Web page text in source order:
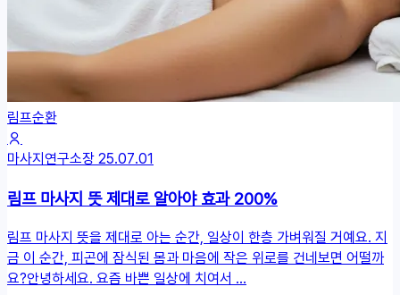
림프순환
마사지연구소장25.07.01
림프 마사지 뜻 제대로 알아야 효과 200%
림프 마사지 뜻을 제대로 아는 순간, 일상이 한층 가벼워질 거예요. 지
금 이 순간, 피곤에 잠식된 몸과 마음에 작은 위로를 건네보면 어떨까
요?안녕하세요. 요즘 바쁜 일상에 치여서 ...